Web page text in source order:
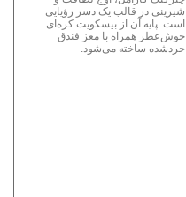
شیرینی در قالب یک دسر رؤیایی
است. پایه آن از بیسکویت کره‌ای
خوش‌عطر همراه با مغز فندق
خردشده ساخته می‌شود.